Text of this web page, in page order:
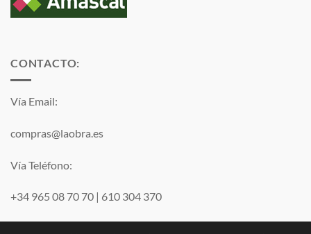
CONTACTO:
Vía Email:
compras@laobra.es
Vía Teléfono:
+34 965 08 70 70 | 610 304 370